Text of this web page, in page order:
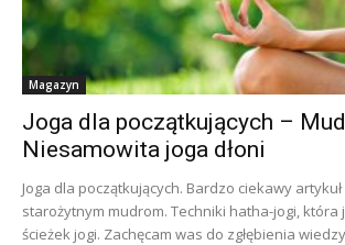
Magazyn
Joga dla początkujących –
Niesamowita joga dłoni
Joga dla początkujących. Bardzo ciekawy
starożytnym mudrom. Techniki hatha-jogi, która
ścieżek jogi. Zachęcam was do zgłębienia